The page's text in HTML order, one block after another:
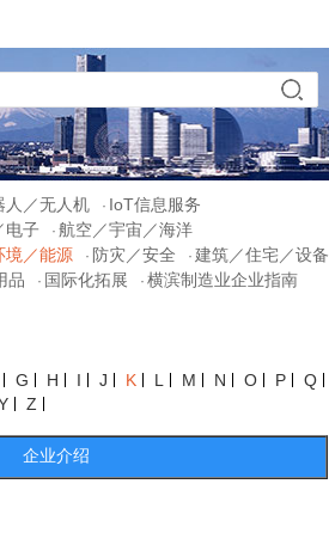
人／无人机 · IoT信息服务
电子 · 航空／宇宙／海洋
境／能源 · 防灾／安全 · 建筑／住宅／设备
品 · 国际化拓展 · 横滨制造业企业指南
G H I J K L M N O P
Q
Z
企业介绍